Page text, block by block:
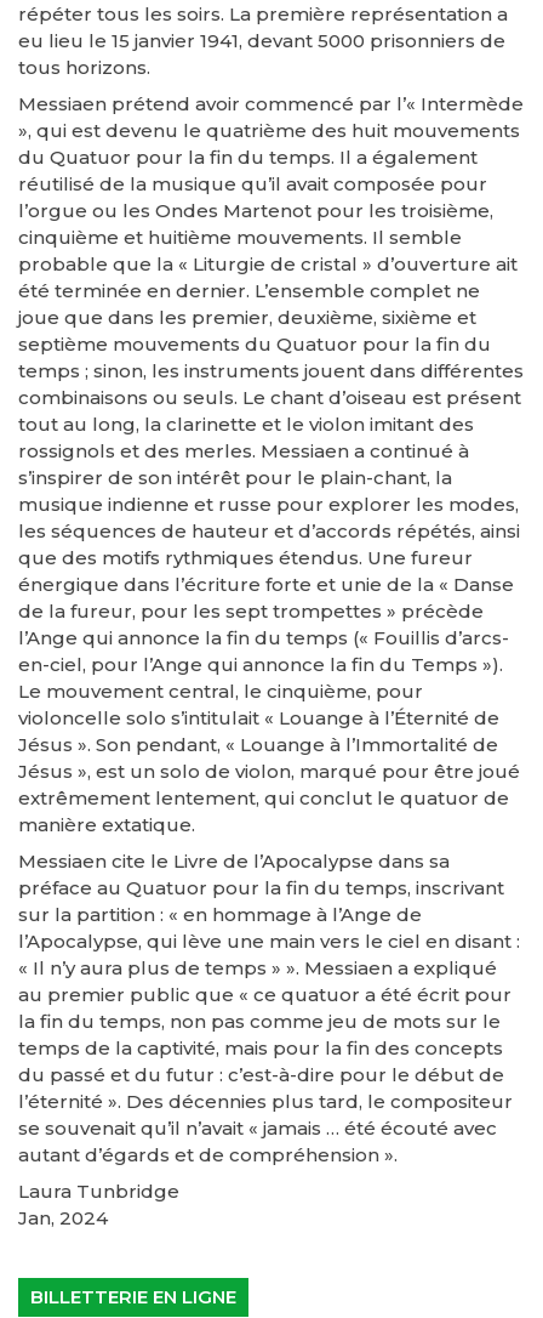
répéter tous les soirs. La première représentation a
eu lieu le 15 janvier 1941, devant 5000 prisonniers de
tous horizons.
Messiaen prétend avoir commencé par l’« Intermède
», qui est devenu le quatrième des huit mouvements
du Quatuor pour la fin du temps. Il a également
réutilisé de la musique qu’il avait composée pour
l’orgue ou les Ondes Martenot pour les troisième,
cinquième et huitième mouvements. Il semble
probable que la « Liturgie de cristal » d’ouverture ait
été terminée en dernier. L’ensemble complet ne
joue que dans les premier, deuxième, sixième et
septième mouvements du Quatuor pour la fin du
temps ; sinon, les instruments jouent dans différentes
combinaisons ou seuls. Le chant d’oiseau est présent
tout au long, la clarinette et le violon imitant des
rossignols et des merles. Messiaen a continué à
s’inspirer de son intérêt pour le plain-chant, la
musique indienne et russe pour explorer les modes,
les séquences de hauteur et d’accords répétés, ainsi
que des motifs rythmiques étendus. Une fureur
énergique dans l’écriture forte et unie de la « Danse
de la fureur, pour les sept trompettes » précède
l’Ange qui annonce la fin du temps (« Fouillis d’arcs-
en-ciel, pour l’Ange qui annonce la fin du Temps »).
Le mouvement central, le cinquième, pour
violoncelle solo s’intitulait « Louange à l’Éternité de
Jésus ». Son pendant, « Louange à l’Immortalité de
Jésus », est un solo de violon, marqué pour être joué
extrêmement lentement, qui conclut le quatuor de
manière extatique.
Messiaen cite le Livre de l’Apocalypse dans sa
préface au Quatuor pour la fin du temps, inscrivant
sur la partition : « en hommage à l’Ange de
l’Apocalypse, qui lève une main vers le ciel en disant :
« Il n’y aura plus de temps » ». Messiaen a expliqué
au premier public que « ce quatuor a été écrit pour
la fin du temps, non pas comme jeu de mots sur le
temps de la captivité, mais pour la fin des concepts
du passé et du futur : c’est-à-dire pour le début de
l’éternité ». Des décennies plus tard, le compositeur
se souvenait qu’il n’avait « jamais … été écouté avec
autant d’égards et de compréhension ».
Laura Tunbridge
Jan, 2024
BILLETTERIE EN LIGNE